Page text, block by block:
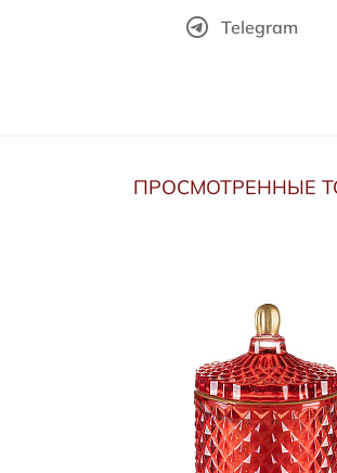
Telegram
ПРОСМОТРЕННЫЕ